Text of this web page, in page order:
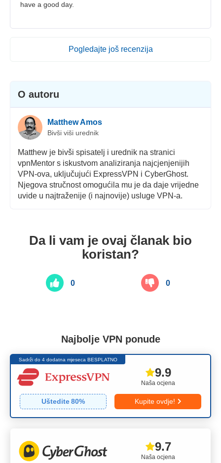
have a good day.
Pogledajte još recenzija
O autoru
Matthew Amos
Bivši viši urednik
Matthew je bivši spisatelj i urednik na stranici
vpnMentor s iskustvom analiziranja najcjenjenijih
VPN-ova, uključujući ExpressVPN i CyberGhost.
Njegova stručnost omogućila mu je da daje vrijedne
uvide u najtraženije (i najnovije) usluge VPN-a.
Da li vam je ovaj članak bio
koristan?
0 0
Najbolje VPN ponude
Sadrži do 4 dodatna mjeseca BESPLATNO
Naša ocjena
9.9
Uštedite80% Kupite ovdje!
Naša ocjena
9.7